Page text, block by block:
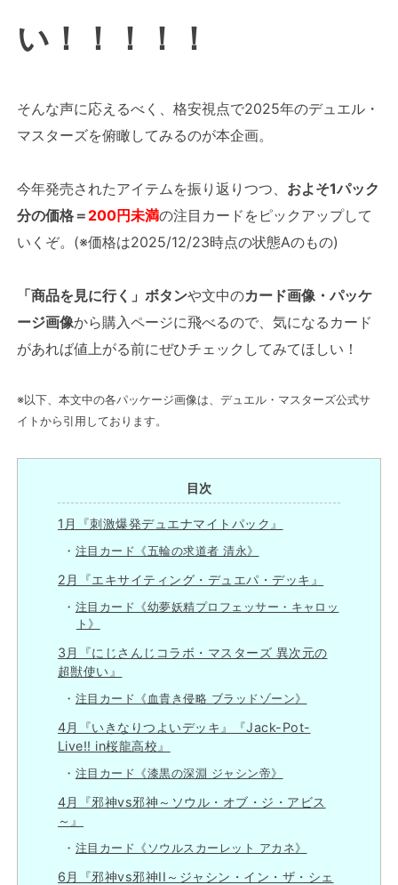
い！！！！！
そんな声に応えるべく、格安視点で2025年のデュエル・
マスターズを俯瞰してみるのが本企画。
今年発売されたアイテムを振り返りつつ、 およそ1パック
分の価格＝ 200円未満の注目カードをピックアップして
いくぞ。(※価格は2025/12/23時点の状態Aのもの)
「商品を見に行く」ボタンや文中のカード画像・パッケ
ージ画像から購入ページに飛べるので、気になるカード
があれば値上がる前にぜひチェックしてみてほしい！
※以下、本文中の各パッケージ画像は、デュエル・マスターズ公式サ
イトから引用しております。
目次
1月『刺激爆発デュエナマイトパック』
注目カード《五輪の求道者 清永》
2月『エキサイティング・デュエパ・デッキ』
注目カード《幼夢妖精プロフェッサー・キャロッ
ト》
3月『にじさんじコラボ・マスターズ 異次元の
超獣使い』
注目カード《血貴き侵略 ブラッドゾーン》
4月『いきなりつよいデッキ』『Jack-Pot-
Live!! in桜龍高校』
注目カード《漆黒の深淵 ジャシン帝》
4月『邪神vs邪神～ソウル・オブ・ジ・アビス
～』
注目カード《ソウルスカーレット アカネ》
6月『邪神vs邪神II～ジャシン・イン・ザ・シェ